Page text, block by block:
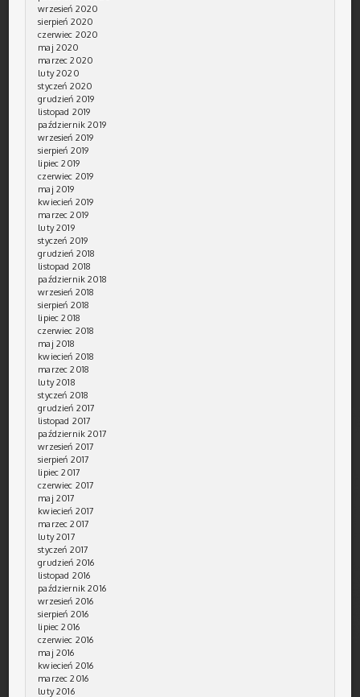
wrzesień 2020
sierpień 2020
czerwiec 2020
maj 2020
marzec 2020
luty 2020
styczeń 2020
grudzień 2019
listopad 2019
październik 2019
wrzesień 2019
sierpień 2019
lipiec 2019
czerwiec 2019
maj 2019
kwiecień 2019
marzec 2019
luty 2019
styczeń 2019
grudzień 2018
listopad 2018
październik 2018
wrzesień 2018
sierpień 2018
lipiec 2018
czerwiec 2018
maj 2018
kwiecień 2018
marzec 2018
luty 2018
styczeń 2018
grudzień 2017
listopad 2017
październik 2017
wrzesień 2017
sierpień 2017
lipiec 2017
czerwiec 2017
maj 2017
kwiecień 2017
marzec 2017
luty 2017
styczeń 2017
grudzień 2016
listopad 2016
październik 2016
wrzesień 2016
sierpień 2016
lipiec 2016
czerwiec 2016
maj 2016
kwiecień 2016
marzec 2016
luty 2016